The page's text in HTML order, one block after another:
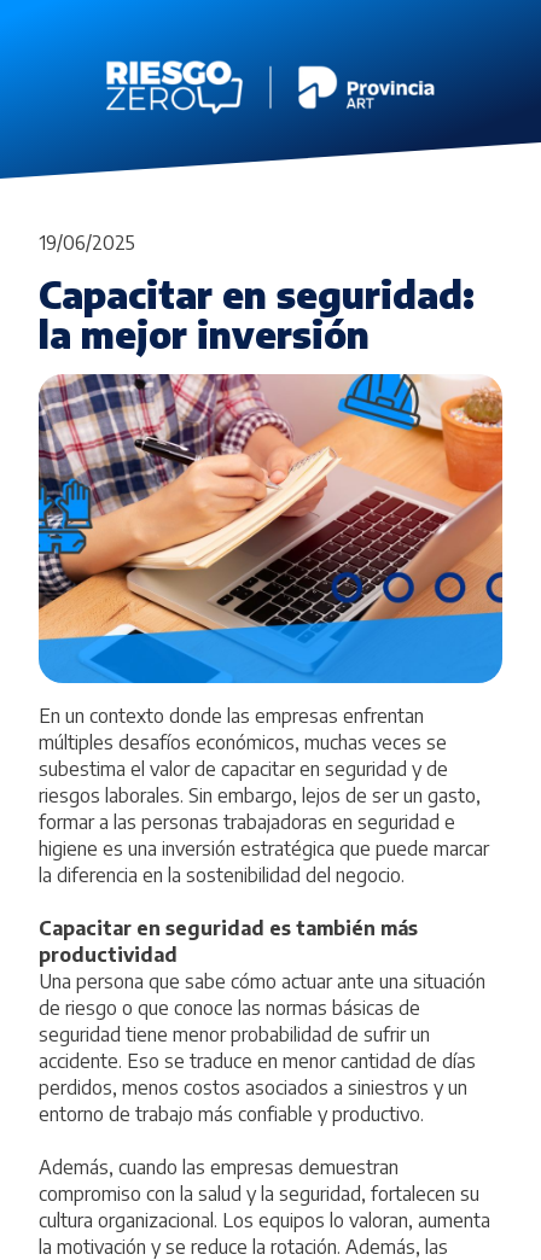
19/06/2025
Capacitar en seguridad:
la mejor inversión
En un contexto donde las empresas enfrentan
múltiples desafíos económicos, muchas veces se
subestima el valor de capacitar en seguridad y de
riesgos laborales. Sin embargo, lejos de ser un gasto,
formar a las personas trabajadoras en seguridad e
higiene es una inversión estratégica que puede marcar
la diferencia en la sostenibilidad del negocio.
Capacitar en seguridad es también más
productividad
Una persona que sabe cómo actuar ante una situación
de riesgo o que conoce las normas básicas de
seguridad tiene menor probabilidad de sufrir un
accidente. Eso se traduce en menor cantidad de días
perdidos, menos costos asociados a siniestros y un
entorno de trabajo más confiable y productivo.
Además, cuando las empresas demuestran
compromiso con la salud y la seguridad, fortalecen su
cultura organizacional. Los equipos lo valoran, aumenta
la motivación y se reduce la rotación. Además, las